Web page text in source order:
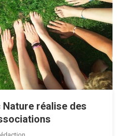
Nature réalise des